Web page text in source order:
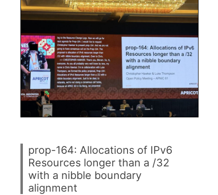
prop-164: Allocations of IPv6
Resources longer than a /32
with a nibble boundary
alignment